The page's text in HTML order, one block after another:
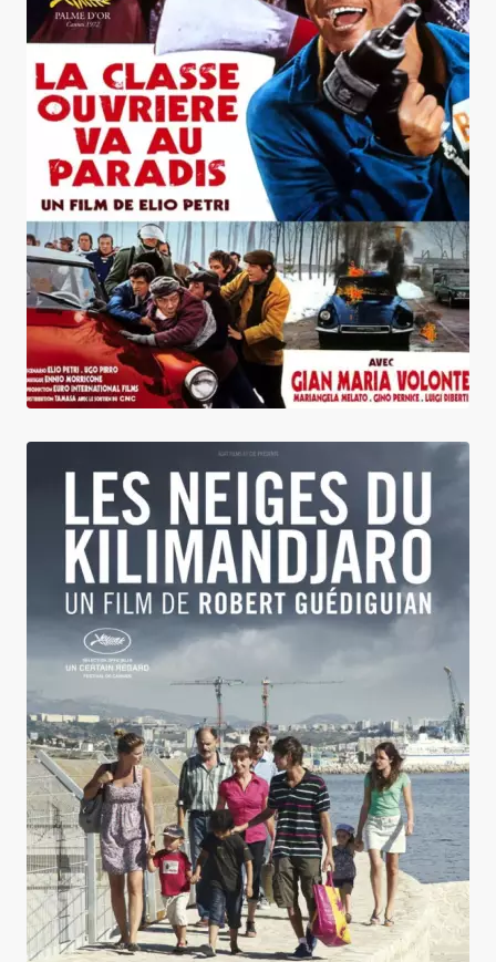
La Classe ouvrière va au paradis
Les Neiges du Kilimandjaro